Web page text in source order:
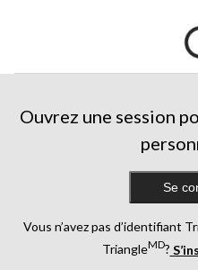
Ouvrez une session
Se
Vous n’avez pas d’identifiant
TriangleMD?